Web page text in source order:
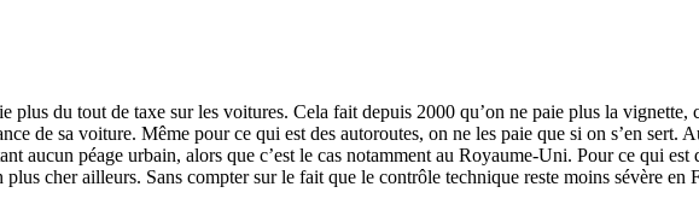
plus du tout de taxe sur les voitures. Cela fait depuis 2000 qu’on ne paie plus la
de sa voiture. Même pour ce qui est des autoroutes, on ne les paie que si on s’en sert.
aucun péage urbain, alors que c’est le cas notamment au Royaume-Uni. Pour ce qui
cher ailleurs. Sans compter sur le fait que le contrôle technique reste moins sévère en